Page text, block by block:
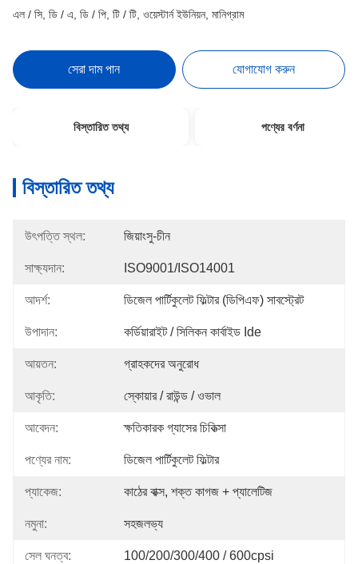
এল / সি, ডি / এ, ডি / পি, টি / টি, ওয়েস্টার্ন ইউনিয়ন, মানিগ্রাম
সেরা দাম পান যোগাযোগ করুন
বিস্তারিত তথ্য পণ্যের বর্ণনা
বিস্তারিত তথ্য
উৎপত্তি স্থল: জিয়াংসু-চীন
সাক্ষ্যদান: ISO9001/ISO14001
আদর্শ: ডিজেল পার্টিকুলেট ফিল্টার (ডিপিএফ) সাবস্ট্রেট
উপাদান: কর্ডিয়ারাইট / সিলিকন কার্বাইড Ide
আয়তন: গ্রাহকদের অনুরোধ
আকৃতি: স্কোয়ার / রাউন্ড / ওভাল
আবেদন: ক্ষতিকারক গ্যাসের চিকিত্সা
পণ্যের নাম: ডিজেল পার্টিকুলেট ফিল্টার
প্যাকেজ: কাঠের বাক্স, শক্ত কাগজ + প্যালেটিজ
নমুনা: সহজলভ্য
সেল ঘনত্ব: 100/200/300/400 / 600cpsi